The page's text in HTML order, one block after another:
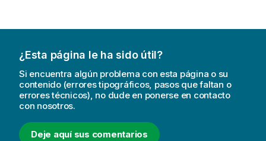
¿Esta página le ha sido útil?
Si encuentra algún problema con esta página o su
contenido (errores tipográficos, pasos que faltan o
errores técnicos), no dude en ponerse en contacto
con nosotros.
Deje aquí sus comentarios